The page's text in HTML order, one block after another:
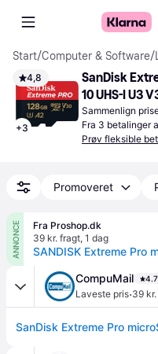
Start/Computer & Software/
4,8
+3
SanDisk
10 UHS-I U3
Sammenlign
Fra 3 betalinger
Prøv fleksible
Promoveret
ANNONCE
Fra Proshop.dk
39 kr. fragt, 1 dag
CompuMail 4.7
Laveste pris·39